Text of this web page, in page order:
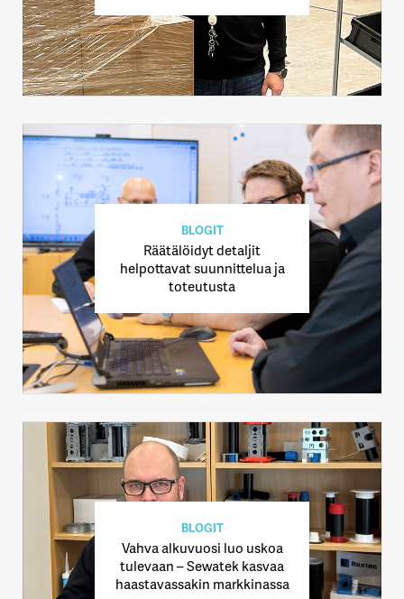
BLOGIT
Räätälöidyt detaljit
helpottavat suunnittelua ja
toteutusta
BLOGIT
Vahva alkuvuosi luo uskoa
tulevaan – Sewatek kasvaa
haastavassakin markkinassa